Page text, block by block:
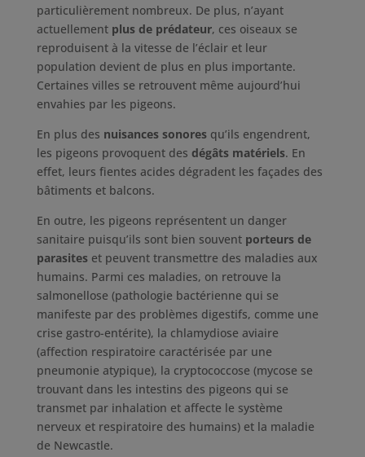
particulièrement nombreux. De plus, n’ayant
actuellementplus de prédateur, ces oiseaux se
reproduisent à la vitesse de l’éclair et leur
population devient de plus en plus importante.
Certaines villes se retrouvent même aujourd’hui
envahies par les pigeons.
En plus des nuisances sonores qu’ils engendrent,
les pigeons provoquent des dégâts matériels. En
effet, leurs fientes acides dégradent les façades des
bâtiments et balcons.
En outre, les pigeons représentent un danger
sanitaire puisqu’ils sont bien souvent porteurs de
parasites et peuvent transmettre des maladies aux
humains. Parmi ces maladies, on retrouve la
salmonellose (pathologie bactérienne qui se
manifeste par des problèmes digestifs, comme une
crise gastro-entérite), la chlamydiose aviaire
(affection respiratoire caractérisée par une
pneumonie atypique), la cryptococcose (mycose se
trouvant dans les intestins des pigeons qui se
transmet par inhalation et affecte le système
nerveux et respiratoire des humains) et la maladie
de Newcastle.